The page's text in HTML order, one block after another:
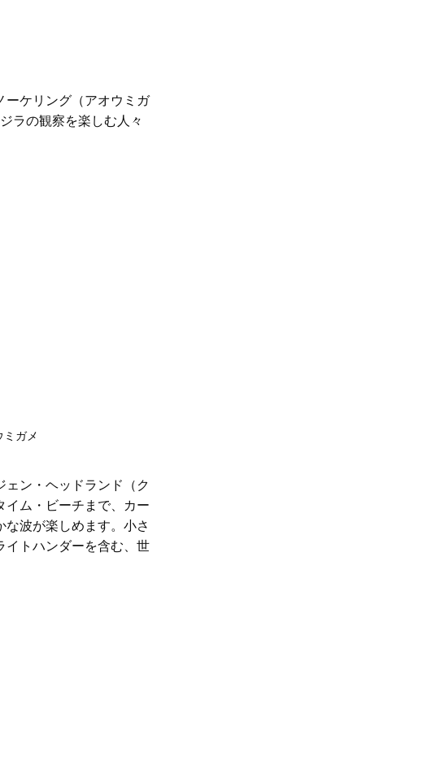
ーケリング（アオウミガ
ラの観察を楽しむ人々
ガメ
ェン・ヘッドランド（ク
イム・ビーチまで、カー
波が楽しめます。小さ
イトハンダーを含む、世